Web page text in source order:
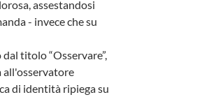
assestandosi
- invece che su
titolo “Osservare”,
all'osservatore
di identità ripiega su